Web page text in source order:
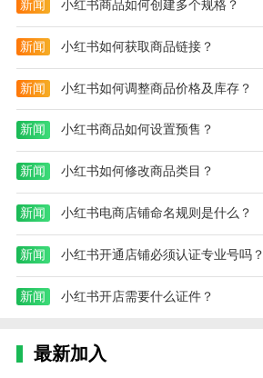
新闻 小红书商品如何创建多个规格？
新闻 小红书如何获取商品链接？
新闻 小红书如何调整商品价格及库存？
新闻 小红书商品如何设置预售？
新闻 小红书如何修改商品类目？
新闻 小红书电商店铺命名规则是什么？
新闻 小红书开通店铺必须认证专业号吗？
新闻 小红书开店需要什么证件？
最新加入